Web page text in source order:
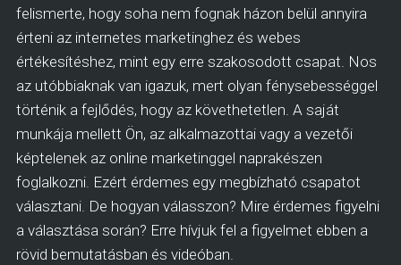
felismerte, hogy soha nem fognak házon belül annyira
érteni az internetes marketinghez és webes
értékesítéshez, mint egy erre szakosodott csapat. Nos
az utóbbiaknak van igazuk, mert olyan fénysebességgel
történik a fejlődés, hogy az követhetetlen. A saját
munkája mellett Ön, az alkalmazottai vagy a vezetői
képtelenek az online marketinggel naprakészen
foglalkozni. Ezért érdemes egy megbízható csapatot
választani. De hogyan válasszon? Mire érdemes figyelni
a választása során? Erre hívjuk fel a figyelmet ebben a
rövid bemutatásban és videóban.